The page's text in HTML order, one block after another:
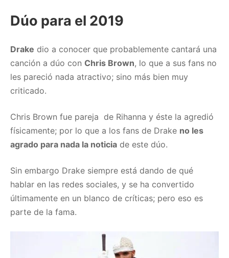
Dúo para el 2019
Drake dio a conocer que probablemente cantará una
canción a dúo con Chris Brown, lo que a sus fans no
les pareció nada atractivo; sino más bien muy
criticado.
Chris Brown fue pareja de Rihanna y éste la agredió
físicamente; por lo que a los fans de Drake no les
agrado para nada la noticia de este dúo.
Sin embargo Drake siempre está dando de qué
hablar en las redes sociales, y se ha convertido
últimamente en un blanco de críticas; pero eso es
parte de la fama.